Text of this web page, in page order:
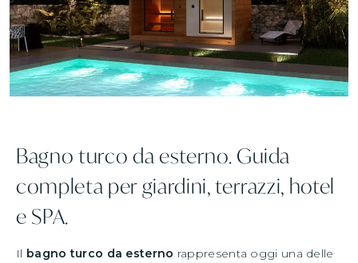
Bagno turco da esterno. Guida
completa per giardini, terrazzi, hotel
e SPA.
Il bagno turco da esterno rappresenta oggi una delle